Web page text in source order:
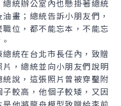
統辦公室內也懸掛著總統
畫；總統告訴小朋友們，
位，都不能忘本，不能忘
統在台北市長任內，致贈
，總統並向小朋友們說明
說，這張照片曾被穿鑿附
較高，他個子較矮，又因